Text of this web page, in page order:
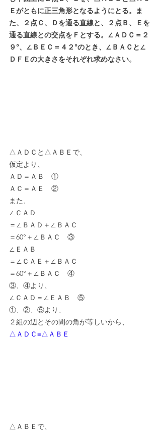
Ｅがともに正三角形となるようにとる。ま
た、２点Ｃ、Ｄを通る直線と、２点Ｂ、Ｅを
通る直線との交点をＦとする。∠ＡＤＣ＝２
９°、∠ＢＥＣ＝４２°のとき、∠ＢＡＣと∠
ＤＦＥの大きさをそれぞれ求めなさい。
△ＡＤＣと△ＡＢＥで、
仮定より、
ＡＤ＝ＡＢ　①
ＡＣ＝ＡＥ　②
また、
∠ＣＡＤ
＝∠ＢＡＤ＋∠ＢＡＣ
＝60°＋∠ＢＡＣ　③
∠ＥＡＢ
＝∠ＣＡＥ＋∠ＢＡＣ
＝60°＋∠ＢＡＣ　④
③、④より、
∠ＣＡＤ＝∠ＥＡＢ　⑤
①、②、⑤より、
２組の辺とその間の角が等しいから、
△ＡＤＣ≡△ＡＢＥ
△ＡＢＥで、